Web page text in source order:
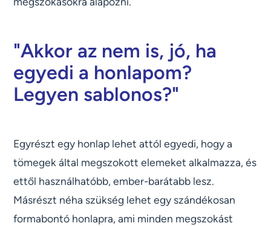
"Akkor az nem is, jó, ha
egyedi a honlapom?
Legyen sablonos?"
Egyrészt egy honlap lehet attól egyedi, hogy a
tömegek által megszokott elemeket alkalmazza, és
ettől használhatóbb, ember-barátabb lesz.
Másrészt néha szükség lehet egy szándékosan
formabontó honlapra, ami minden megszokást